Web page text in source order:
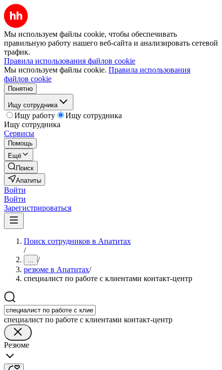
Мы используем файлы cookie, чтобы обеспечивать
правильную работу нашего веб-сайта и анализировать сетевой
трафик.
Правила использования файлов cookie
Мы используем файлы cookie. Правила использования
файлов cookie
Понятно
Ищу сотрудника
Ищу работу
Ищу сотрудника
Ищу сотрудника
Сервисы
Помощь
Ещё
Поиск
Апатиты
Войти
Войти
Зарегистрироваться
Поиск сотрудников в Апатитах
/
... /
резюме в Апатитах/
специалист по работе с клиентами контакт-центр
специалист по работе с клиентами контакт-центр
Резюме